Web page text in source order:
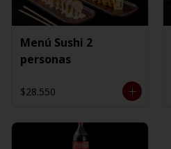
Menú Sushi 2
personas
$28.550